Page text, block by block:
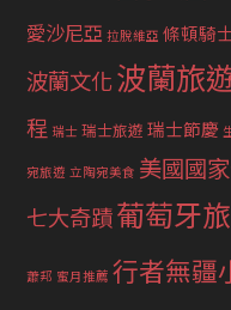
愛沙尼亞 拉脫維亞 條頓騎
波蘭文化波蘭旅
程 瑞士 瑞士旅遊 瑞士節慶
宛旅遊 立陶宛美食 美國國
七大奇蹟葡萄牙
蕭邦 蜜月推薦 行者無疆